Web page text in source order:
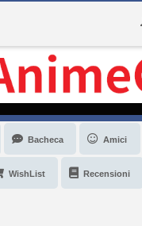
Bacheca Amici
WishList Recensioni